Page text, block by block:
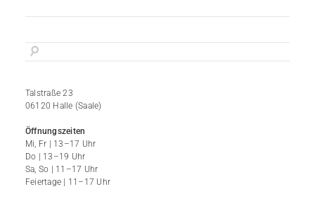
Talstraße 23
06120 Halle (Saale)
Öffnungszeiten
Mi, Fr | 13–17 Uhr
Do | 13–19 Uhr
Sa, So | 11–17 Uhr
Feiertage | 11–17 Uhr